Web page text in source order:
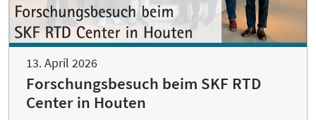
13. April 2026
Forschungsbesuch beim SKF RTD
Center in Houten